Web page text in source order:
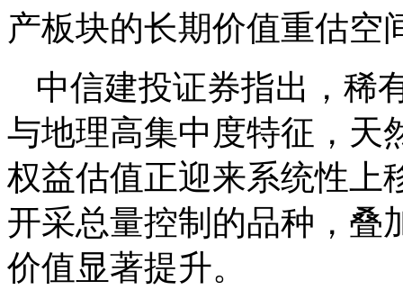
产板块的长期价值重估空
中信建投证券指出，稀
与地理高集中度特征，天
权益估值正迎来系统性上
开采总量控制的品种，叠
价值显著提升。